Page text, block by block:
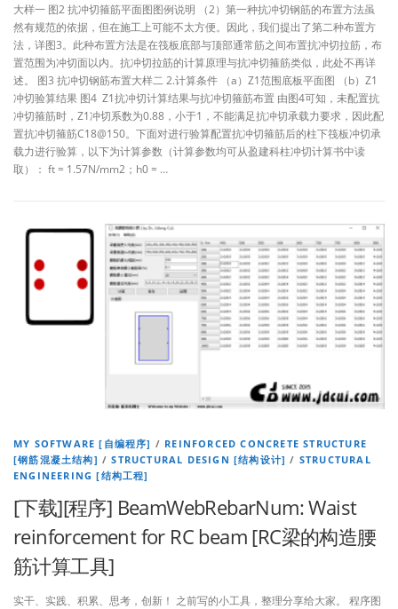
大样一 图2 抗冲切箍筋平面图图例说明 （2）第一种抗冲切钢筋的布置方法虽
然有规范的依据，但在施工上可能不太方便。因此，我们提出了第二种布置方
法，详图3。此种布置方法是在筏板底部与顶部通常筋之间布置抗冲切拉筋，布
置范围为冲切面以内。抗冲切拉筋的计算原理与抗冲切箍筋类似，此处不再详
述。 图3 抗冲切钢筋布置大样二 2.计算条件 （a）Z1范围底板平面图 （b）Z1
冲切验算结果 图4 Z1抗冲切计算结果与抗冲切箍筋布置 由图4可知，未配置抗
冲切箍筋时，Z1冲切系数为0.88，小于1，不能满足抗冲切承载力要求，因此配
置抗冲切箍筋C18@150。下面对进行验算配置抗冲切箍筋后的柱下筏板冲切承
载力进行验算，以下为计算参数（计算参数均可从盈建科柱冲切计算书中读
取）： ft = 1.57N/mm2；h0 = …
MY SOFTWARE [自编程序] / REINFORCED CONCRETE STRUCTURE
[钢筋混凝土结构] /STRUCTURAL DESIGN [结构设计] / STRUCTURAL
ENGINEERING [结构工程]
[下载][程序] BeamWebRebarNum: Waist
reinforcement for RC beam [RC梁的构造腰
筋计算工具]
实干、实践、积累、思考，创新！ 之前写的小工具，整理分享给大家。 程序图